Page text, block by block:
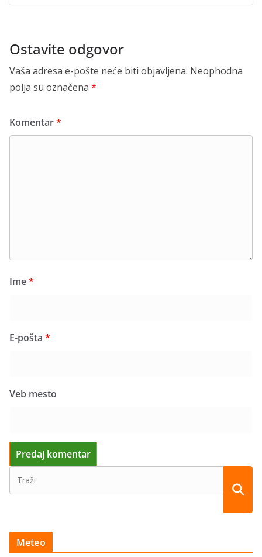
Ostavite odgovor
Vaša adresa e-pošte neće biti objavljena. Neophodna
polja su označena *
Komentar*
Ime*
E-pošta *
Veb mesto
Meteo